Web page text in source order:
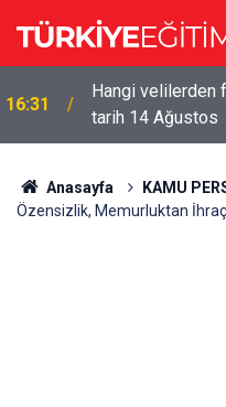
16:31
Hangi velilerden
tarih 14 Ağustos
Anasayfa KAMU
Özensizlik, Memurluktan